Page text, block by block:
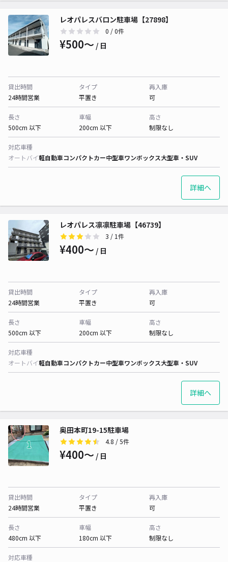
レオパレスバロン駐車場【27898】
0 / 0件
¥500〜 / 日
貸出時間
24時間営業
タイプ
平置き
再入庫
可
長さ
500cm 以下
車幅
200cm 以下
高さ
制限なし
対応車種
オートバイ軽自動車コンパクトカー中型車ワンボックス大型車・SUV
詳細へ
レオパレス凛凛駐車場【46739】
3 / 1件
¥400〜 / 日
貸出時間
24時間営業
タイプ
平置き
再入庫
可
長さ
500cm 以下
車幅
200cm 以下
高さ
制限なし
対応車種
オートバイ軽自動車コンパクトカー中型車ワンボックス大型車・SUV
詳細へ
奥田本町19-15駐車場
4.8 / 5件
¥400〜 / 日
貸出時間
24時間営業
タイプ
平置き
再入庫
可
長さ
480cm 以下
車幅
180cm 以下
高さ
制限なし
対応車種